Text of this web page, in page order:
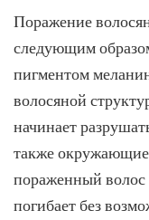
Поражение
следующим
пигментом
волосяной
начинает
также окружающие
пораженный волос
погибает без